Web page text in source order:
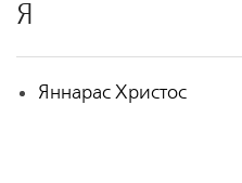
Я
Яннарас Христос